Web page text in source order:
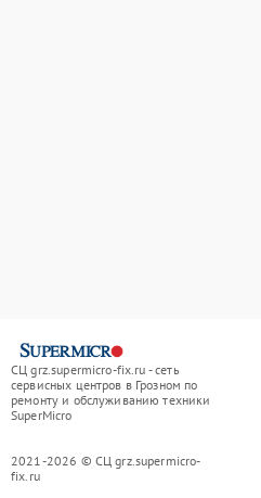
СЦ grz.supermicro-fix.ru - сеть
сервисных центров в Грозном по
ремонту и обслуживанию техники
SuperMicro
2021-2026 © СЦ grz.supermicro-
fix.ru